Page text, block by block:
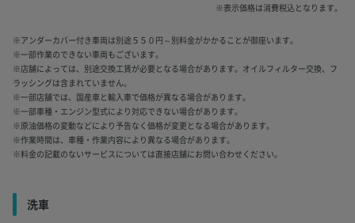
※表示価格は消費税込となります。
※アンダーカバー付き車両は別途５５０円～別料金がかかることが御座います。
※一部作業のできない車両もございます。
※店舗によっては、別途交換工賃が必要となる場合があります。オイルフィルター交換、フ
ラッシングは含まれていません。
※一部店舗では、国産車と輸入車で価格が異なる場合があります。
※一部車種・エンジン型式により対応できない場合があります。
※原油価格の変動などにより予告なく価格が変更となる場合があります。
※作業時間は、車種・作業内容により異なる場合があります。
※料金の記載のないサービスについては直接店舗にお問い合わせください。
洗車